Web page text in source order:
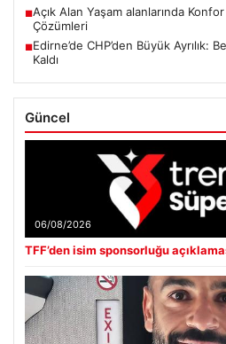
■Açık Alan Yaşam alanlarında
Çözümleri
■Edirne’de CHP’den Büyük Ayrılık:
Kaldı
Güncel
06/08/2026
TFF’den isim sponsorluğu